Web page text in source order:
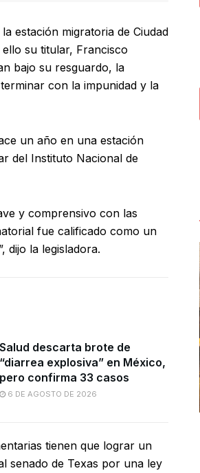
estación migratoria de Ciudad
su titular, Francisco
bajo su resguardo, la
con la impunidad y la
un año en una estación
del Instituto Nacional de
y comprensivo con las
fue calificado como un
dijo la legisladora.
Salud descarta brote de
“diarrea explosiva” en México,
pero confirma 33 casos
6 DE AGOSTO DE 2026
tienen que lograr un
senado de Texas por una ley